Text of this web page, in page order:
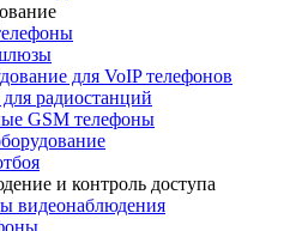
для VoIP телефонов
радиостанций
GSM телефоны
и контроль доступа
видеонаблюдения